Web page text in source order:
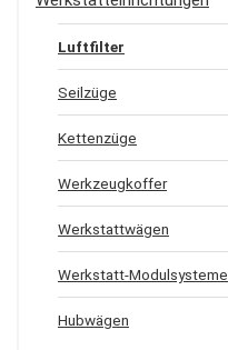
Luftfilter
Seilzüge
Kettenzüge
Werkzeugkoffer
Werkstattwägen
Werkstatt-Modulsysteme
Hubwägen